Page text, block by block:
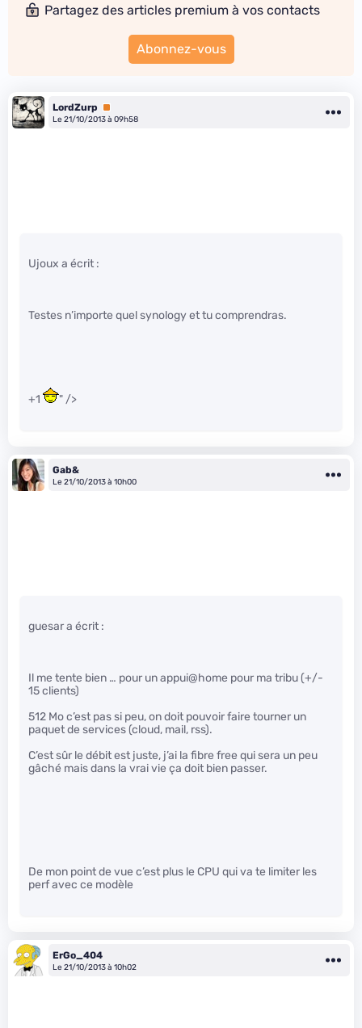
Partagez des articles premium à vos contacts
Abonnez-vous
LordZurp
Premium
Le 21/10/2013 à 09h58
Ujoux a écrit :
Testes n’importe quel synology et tu comprendras.
+1 " />
Gab&
Le 21/10/2013 à 10h00
guesar a écrit :
Il me tente bien … pour un appui@home pour ma tribu (+/-
15 clients)
512 Mo c’est pas si peu, on doit pouvoir faire tourner un
paquet de services (cloud, mail, rss).
C’est sûr le débit est juste, j’ai la fibre free qui sera un peu
gâché mais dans la vrai vie ça doit bien passer.
De mon point de vue c’est plus le CPU qui va te limiter les
perf avec ce modèle
ErGo_404
Le 21/10/2013 à 10h02